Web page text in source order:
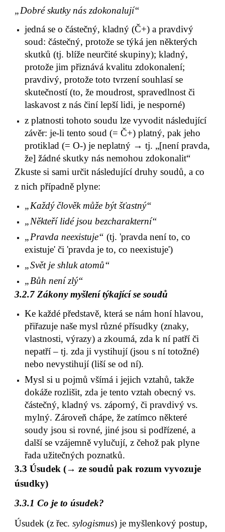
„Dobré skutky nás zdokonalují“
jedná se o částečný, kladný (Č+) a pravdivý
soud: částečný, protože se týká jen některých
skutků (tj. blíže neurčité skupiny); kladný,
protože jim přiznává kvalitu zdokonalení;
pravdivý, protože toto tvrzení souhlasí se
skutečností (to, že moudrost, spravedlnost či
laskavost z nás činí lepší lidi, je nesporné)
z platnosti tohoto soudu lze vyvodit následující
závěr: je-li tento soud (= Č+) platný, pak jeho
protiklad (= O-) je neplatný → tj. „[není pravda,
že] žádné skutky nás nemohou zdokonalit“
Zkuste si sami určit následující druhy soudů, a co
z nich případně plyne:
„Každý člověk může být šťastný“
„Někteří lidé jsou bezcharakterní“
„Pravda neexistuje“ (tj. 'pravda není to, co
existuje' či 'pravda je to, co neexistuje')
„Svět je shluk atomů“
„Bůh není zlý“
3.2.7 Zákony myšlení týkající se soudů
Ke každé představě, která se nám honí hlavou,
přiřazuje naše mysl různé přísudky (znaky,
vlastnosti, výrazy) a zkoumá, zda k ní patří či
nepatří – tj. zda ji vystihují (jsou s ní totožné)
nebo nevystihují (liší se od ní).
Mysl si u pojmů všímá i jejich vztahů, takže
dokáže rozlišit, zda je tento vztah obecný vs.
částečný, kladný vs. záporný, či pravdivý vs.
mylný. Zároveň chápe, že zatímco některé
soudy jsou si rovné, jiné jsou si podřízené, a
další se vzájemně vylučují, z čehož pak plyne
řada užitečných poznatků.
3.3 Úsudek (→ ze soudů pak rozum vyvozuje
úsudky)
3.3.1 Co je to úsudek?
Úsudek (z řec. sylogismus) je myšlenkový postup,